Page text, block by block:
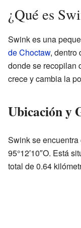
¿Qué es
Swink es una
de Choctaw, dentro
donde se recopilan
crece y cambia la
Ubicación y
Swink se encuentra
95°12′10″O. Está
total de 0.64